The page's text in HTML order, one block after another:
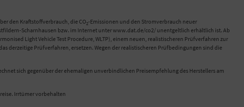
den Kraftstoffverbrauch, die CO2-Emissionen und den Stromverbrauch neuer
Scharnhausen bzw. im Internet unter www.dat.de/co2/ unentgeltlich erhältlich ist. Ab
Light Vehicle Test Procedure, WLTP), einem neuen, realistischeren Prüfverfahren zur
derzeitige Prüfverfahren, ersetzen. Wegen der realistischeren Prüfbedingungen sind die
sich gegenüber der ehemaligen unverbindlichen Preisempfehlung des Herstellers am
Irrtümer vorbehalten